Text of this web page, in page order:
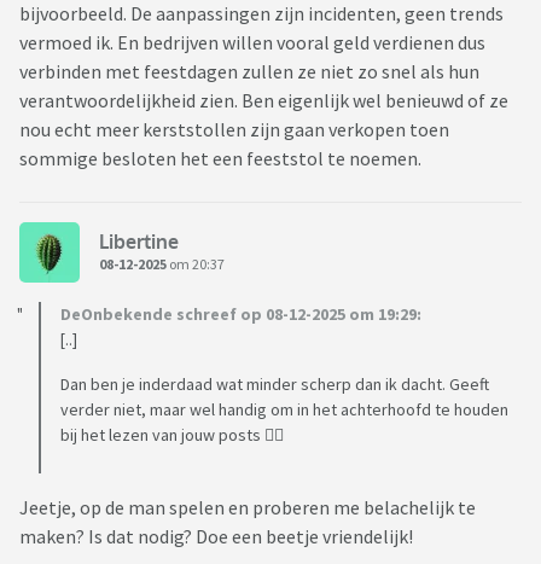
bijvoorbeeld. De aanpassingen zijn incidenten, geen trends
vermoed ik. En bedrijven willen vooral geld verdienen dus
verbinden met feestdagen zullen ze niet zo snel als hun
verantwoordelijkheid zien. Ben eigenlijk wel benieuwd of ze
nou echt meer kerststollen zijn gaan verkopen toen
sommige besloten het een feeststol te noemen.
Libertine
08-12-2025 om 20:37
DeOnbekende schreef op 08-12-2025 om 19:29:
[..]
Dan ben je inderdaad wat minder scherp dan ik dacht. Geeft
verder niet, maar wel handig om in het achterhoofd te houden
bij het lezen van jouw posts 👍🏼
Jeetje, op de man spelen en proberen me belachelijk te
maken? Is dat nodig? Doe een beetje vriendelijk!